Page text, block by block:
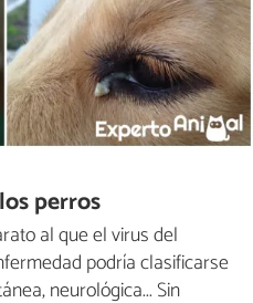
perros
al que el virus del
podría clasificarse
neurológica... Sin